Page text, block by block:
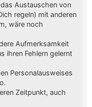
Austauschen von
regeln) mit anderen
wäre noch
Aufmerksamkeit
ihren Fehlern gelernt
Personalausweises
Zeitpunkt, auch